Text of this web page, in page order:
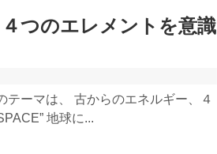
つのエレメントを意識
テーマは、 古からのエネルギー、４
地球に...